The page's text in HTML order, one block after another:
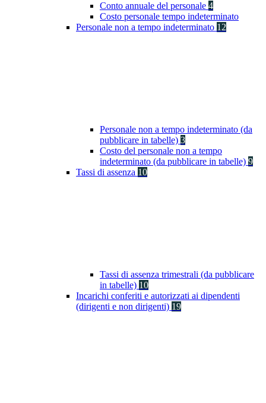
Conto annuale del personale 4
Costo personale tempo indeterminato
Personale non a tempo indeterminato 12
Personale non a tempo indeterminato (da
pubblicare in tabelle) 3
Costo del personale non a tempo
indeterminato (da pubblicare in tabelle) 9
Tassi di assenza 10
Tassi di assenza trimestrali (da pubblicare
in tabelle) 10
Incarichi conferiti e autorizzati ai dipendenti
(dirigenti e non dirigenti) 19